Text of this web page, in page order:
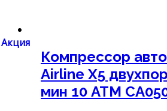
Акция
Компрессор
Airline X5
мин 10 АТМ